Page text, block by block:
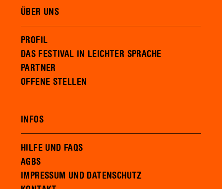
ÜBER UNS
PROFIL
DAS FESTIVAL IN LEICHTER SPRACHE
PARTNER
OFFENE STELLEN
INFOS
HILFE UND FAQS
AGBS
IMPRESSUM UND DATENSCHUTZ